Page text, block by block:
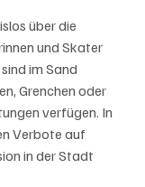
über die
und Skater
im Sand
Grenchen oder
verfügen. In
Verbote auf
in der Stadt